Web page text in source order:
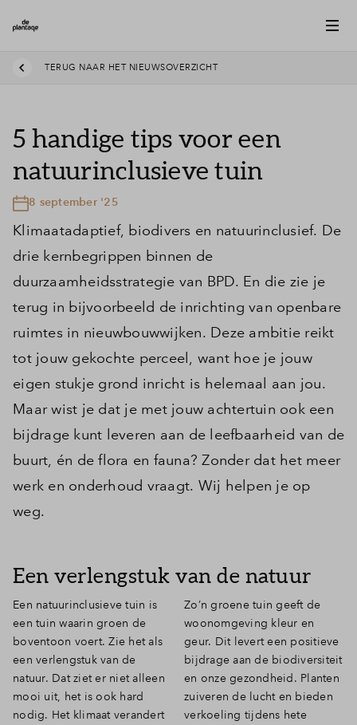
TERUG NAAR HET NIEUWSOVERZICHT
5 handige tips voor een
natuurinclusieve tuin
8 september '25
Klimaatadaptief, biodivers en natuurinclusief. De
drie kernbegrippen binnen de
duurzaamheidsstrategie van BPD. En die zie je
terug in bijvoorbeeld de inrichting van openbare
ruimtes in nieuwbouwwijken. Deze ambitie reikt
tot jouw gekochte perceel, want hoe je jouw
eigen stukje grond inricht is helemaal aan jou.
Maar wist je dat je met jouw achtertuin ook een
bijdrage kunt leveren aan de leefbaarheid van de
buurt, én de flora en fauna? Zonder dat het meer
werk en onderhoud vraagt. Wij helpen je op
weg.
Een verlengstuk van de natuur
Een natuurinclusieve tuin is
een tuin waarin groen de
boventoon voert. Zie het als
een verlengstuk van de
natuur. Dat ziet er niet alleen
mooi uit, het is ook hard
nodig. Het klimaat verandert
Zo’n groene tuin geeft de
woonomgeving kleur en
geur. Dit levert een positieve
bijdrage aan de biodiversiteit
en onze gezondheid. Planten
zuiveren de lucht en bieden
verkoeling tijdens hete